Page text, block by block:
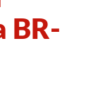
BR-